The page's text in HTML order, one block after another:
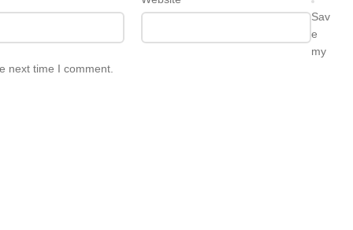
Sav
e
my
next time I comment.